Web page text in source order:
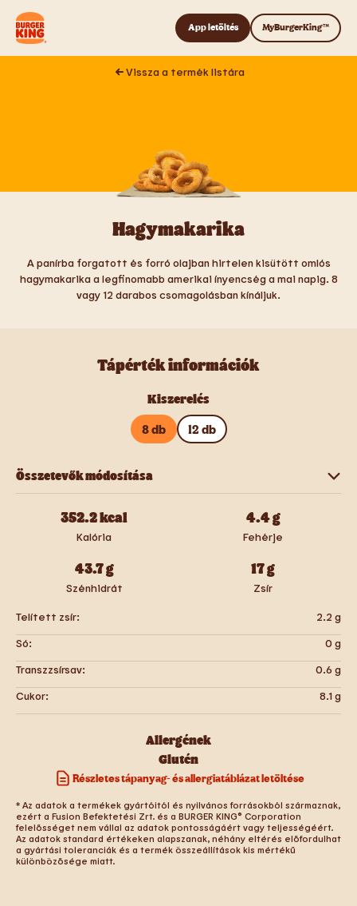
Tovább a tartalomhoz
App letöltés MyBurgerKing™
Vissza a termék listára
Hagymakarika
A panírba forgatott és forró olajban hirtelen kisütött omlós
hagymakarika a legfinomabb amerikai ínyencség a mai napig. 8
vagy 12 darabos csomagolásban kínáljuk.
Tápérték információk
Kiszerelés
8 db
12 db
Összetevők módosítása
352.2kcal
Kalória
4.4g
Fehérje
43.7g
Szénhidrát
17g
Zsír
Telített zsír: 2.2 g
Só:
0g
Transzzsírsav:
0.6 g
Cukor:
8.1g
Allergének
Glutén
Részletes tápanyag- és allergiatáblázat letöltése
* Az adatok a termékek gyártóitól és nyilvános forrásokból származnak,
ezért a Fusion Befektetési Zrt. és a BURGER KING® Corporation
felelősséget nem vállal az adatok pontosságáért vagy teljességéért.
Az adatok standard értékeken alapszanak, néhány eltérés előfordulhat
a gyártási toleranciák és a termék összeállítások kis mértékű
különbözősége miatt.